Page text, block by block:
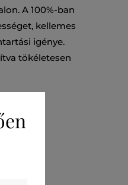
A 100%-ban
kellemes
igénye.
tökéletesen